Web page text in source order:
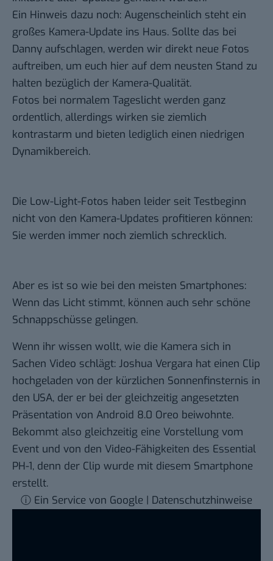
Ein Hinweis dazu noch: Augenscheinlich steht ein
großes Kamera-Update ins Haus. Sollte das bei
Danny aufschlagen, werden wir direkt neue Fotos
auftreiben, um euch hier auf dem neusten Stand zu
halten bezüglich der Kamera-Qualität.
Fotos bei normalem Tageslicht werden ganz
ordentlich, allerdings wirken sie ziemlich
kontrastarm und bieten lediglich einen niedrigen
Dynamikbereich.
Die Low-Light-Fotos haben leider seit Testbeginn
nicht von den Kamera-Updates profitieren können:
Sie werden immer noch ziemlich schrecklich.
Aber es ist so wie bei den meisten Smartphones:
Wenn das Licht stimmt, können auch sehr schöne
Schnappschüsse gelingen.
Wenn ihr wissen wollt, wie die Kamera sich in
Sachen Video schlägt: Joshua Vergara hat einen Clip
hochgeladen von der kürzlichen Sonnenfinsternis in
den USA, der er bei der gleichzeitig angesetzten
Präsentation von Android 8.0 Oreo beiwohnte.
Bekommt also gleichzeitig eine Vorstellung vom
Event und von den Video-Fähigkeiten des Essential
PH-1, denn der Clip wurde mit diesem Smartphone
erstellt.
ⓘ Ein Service von Google | Datenschutzhinweise